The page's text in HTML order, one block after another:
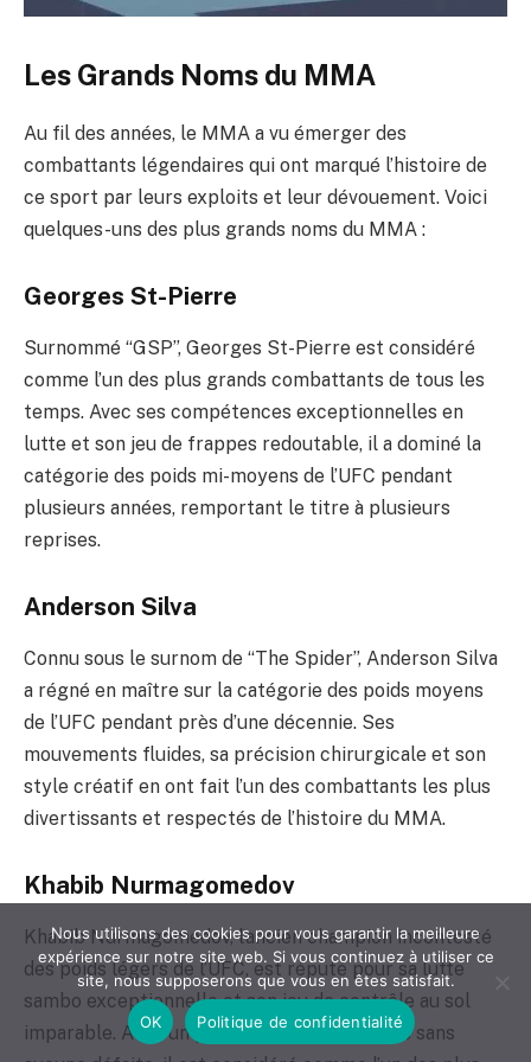
Les Grands Noms du MMA
Au fil des années, le MMA a vu émerger des
combattants légendaires qui ont marqué l’histoire de
ce sport par leurs exploits et leur dévouement. Voici
quelques-uns des plus grands noms du MMA :
Georges St-Pierre
Surnommé “GSP”, Georges St-Pierre est considéré
comme l’un des plus grands combattants de tous les
temps. Avec ses compétences exceptionnelles en
lutte et son jeu de frappes redoutable, il a dominé la
catégorie des poids mi-moyens de l’UFC pendant
plusieurs années, remportant le titre à plusieurs
reprises.
Anderson Silva
Connu sous le surnom de “The Spider”, Anderson Silva
a régné en maître sur la catégorie des poids moyens
de l’UFC pendant près d’une décennie. Ses
mouvements fluides, sa précision chirurgicale et son
style créatif en ont fait l’un des combattants les plus
divertissants et respectés de l’histoire du MMA.
Khabib Nurmagomedov
Khabib Nurmagomedov, l’ancien champion incontesté
des poids légers de l’UFC, est réputé pour sa lutte
sambo exceptionnelle et son jeu de contrôle au sol
imparable. Avec un palmarès de 29 victoires sans
Nous utilisons des cookies pour vous garantir la meilleure
expérience sur notre site web. Si vous continuez à utiliser ce
site, nous supposerons que vous en êtes satisfait.
OK Politique de confidentialité